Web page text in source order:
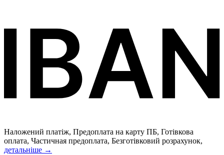
Наложений платіж, Предоплата на карту ПБ, Готівкова
оплата, Частичная предоплата, Безготівковий розрахунок,
детальніше →